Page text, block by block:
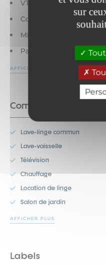
sur
VTT
Commerces
MiniGolf
Parcours Aventure
AFFICHER PLUS
Commodités
Lave-linge commun
Lave-vaisselle
Télévision
Chauffage
Location de linge
Salon de jardin
AFFICHER PLUS
Labels